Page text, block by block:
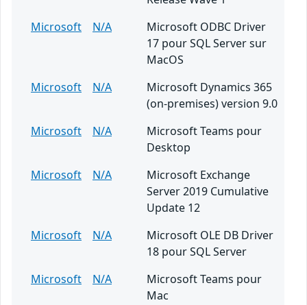
Microsoft
N/A
Microsoft ODBC Driver
17 pour SQL Server sur
MacOS
Microsoft
N/A
Microsoft Dynamics 365
(on-premises) version 9.0
Microsoft
N/A
Microsoft Teams pour
Desktop
Microsoft
N/A
Microsoft Exchange
Server 2019 Cumulative
Update 12
Microsoft
N/A
Microsoft OLE DB Driver
18 pour SQL Server
Microsoft
N/A
Microsoft Teams pour
Mac